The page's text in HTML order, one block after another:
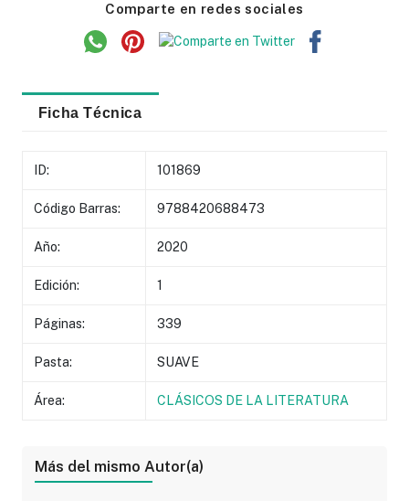
Comparte en redes sociales
Ficha Técnica
ID: 101869
Código Barras: 9788420688473
Año: 2020
Edición: 1
Páginas: 339
Pasta: SUAVE
Área: CLÁSICOS DE LA LITERATURA
Más del mismo Autor(a)